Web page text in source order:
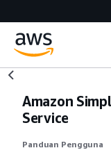
Amazon
Service
Panduan Pengguna